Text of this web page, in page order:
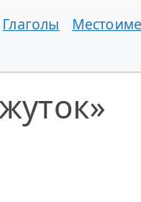
Глаголы